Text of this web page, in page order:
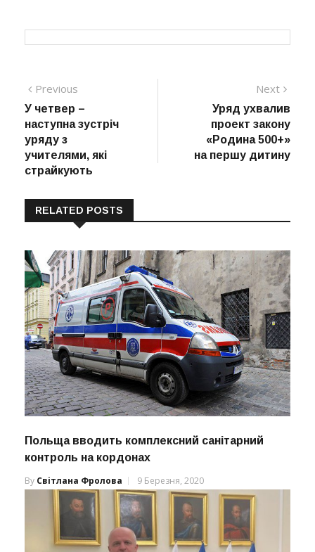
Навігація
записів
Previous
post:
У четвер –
наступна зустріч
уряду з
учителями, які
страйкують
Next
Уряд ухвалив
проект закону
«Родина 500+»
на першу дитину
RELATED POSTS
Польща вводить комплексний санітарний
контроль на кордонах
By Світлана Фролова 9 Березня, 2020